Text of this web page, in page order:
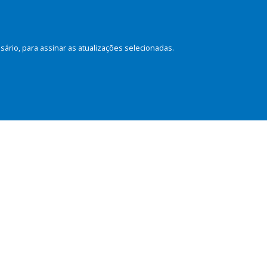
para assinar as atualizações selecionadas.